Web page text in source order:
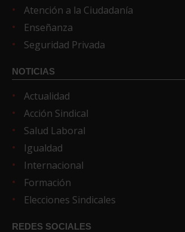
Atención a la Ciudadanía
Enseñanza
Seguridad Privada
NOTICIAS
Actualidad
Acción Sindical
Salud Laboral
Igualdad
Internacional
Formación
Elecciones Sindicales
REDES SOCIALES